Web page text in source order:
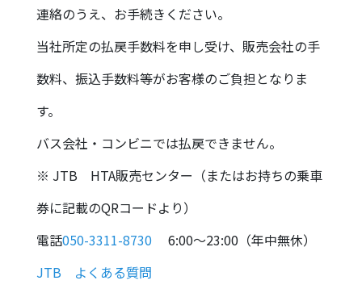
連絡のうえ、お手続きください。
当社所定の払戻手数料を申し受け、販売会社の手
数料、振込手数料等がお客様のご負担となりま
す。
バス会社・コンビニでは払戻できません。
※ JTB HTA販売センター（またはお持ちの乗車
券に記載のQRコードより）
電話050-3311-8730 6:00～23:00（年中無休）
JTB よくある質問